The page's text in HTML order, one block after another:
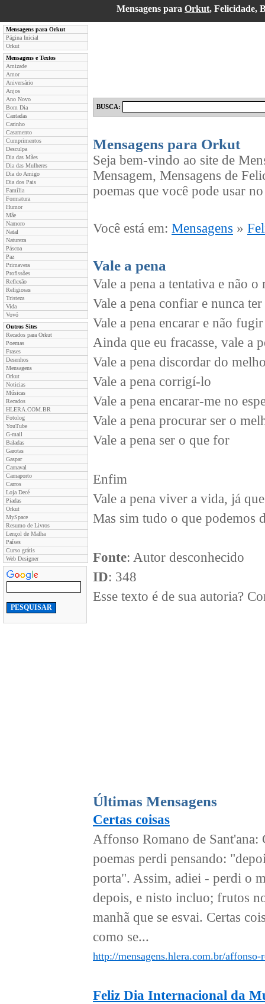
Mensagens para Orkut, Felicidade,
Mensagens para Orkut
Página Inicial
Orkut
Mensagens e Textos
Amizade
Amor
Aniversário
Anjos
Ano Novo
Bom Dia
Cantadas
Carinho
Casamento
Cumprimentos
Desculpa
Dia das Mães
Dia das Mulheres
Dia do Amigo
Dia dos Pais
Família
Formatura
Humor
Mãe
Namoro
Natal
Natureza
Páscoa
Paz
Primavera
Profissões
Reflexão
Religiosas
Tristeza
Vida
Vovó
Outros Sites
Recados para Orkut
Poemas
Frases
Desenhos
Mensagens
Orkut
Noticias
Músicas
Recados
HLERA.COM.BR
Fotolog
YouTube
G-mail
Baladas
Garotas
Gaspar
Carnaval
Carnaporto
Carros
Loja Decé
Piadas
Orkut
MySpace
Resumo de Livros
Lençol de Malha
Países
Curso grátis
Web Designer
BUSCA:
Mensagens para Orkut
Seja bem-vindo ao site de
Mensagem, Mensagens de
poemas que você pode usar
Você está em: Mensagens »
Vale a pena
Vale a pena a tentativa e não o
Vale a pena confiar e nunca
Vale a pena encarar e não
Ainda que eu fracasse, vale a
Vale a pena discordar do
Vale a pena corrigí-lo
Vale a pena encarar-me no
Vale a pena procurar ser o
Vale a pena ser o que for
Enfim
Vale a pena viver a vida, já
Mas sim tudo o que podemos
Fonte: Autor desconhecido
ID: 348
Esse texto é de sua autoria?
Últimas Mensagens
Certas coisas
Affonso Romano de Sant'ana:
poemas perdi pensando:
porta". Assim, adiei - perdi o
depois, e nisto incluo; frutos
manhã que se esvai. Certas
como se...
http://mensagens.hlera.com.br/affonso-
Feliz Dia Internacional da